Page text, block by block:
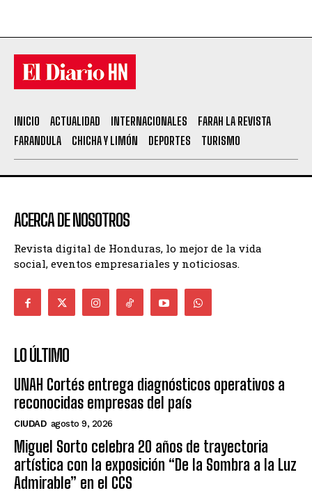
INICIO ACTUALIDAD INTERNACIONALES
FARAH LA REVISTA
FARANDULA
CHICHA Y LIMÓN DEPORTES TURISMO
ACERCA DE NOSOTROS
Revista digital de Honduras, lo mejor de la vida
social, eventos empresariales y noticiosas.
LO ÚLTIMO
UNAH Cortés entrega diagnósticos operativos a
reconocidas empresas del país
CIUDAD agosto 9, 2026
Miguel Sorto celebra 20 años de trayectoria
artística con la exposición “De la Sombra a la Luz
Admirable” en el CCS